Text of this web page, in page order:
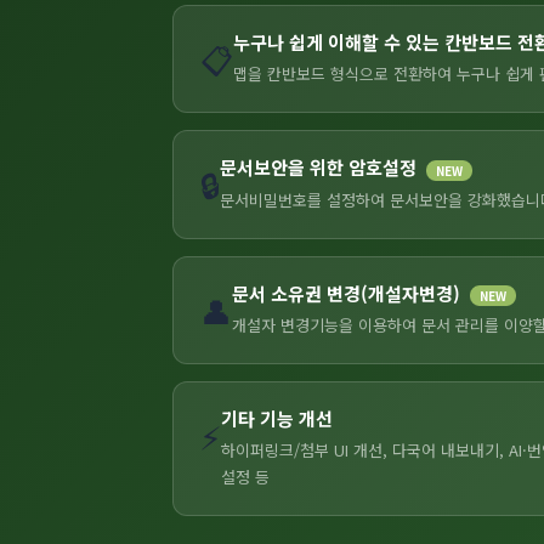
📋누구나 쉽게 이해할 수 있는 칸반보드 전
맵을 칸반보드 형식으로 전환하여 누구나 쉽게
🔒문서보안을 위한 암호설정 NEW
문서비밀번호를 설정하여 문서보안을 강화했습
👤문서 소유권 변경(개설자변경) NEW
개설자 변경기능을 이용하여 문서 관리를 이양
⚡기타 기능 개선
하이퍼링크/첨부 UI 개선, 다국어 내보내기, AI·
설정 등